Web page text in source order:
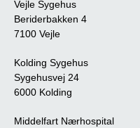
Vejle Sygehus
Beriderbakken 4
7100 Vejle
Kolding Sygehus
Sygehusvej 24
6000 Kolding
Middelfart Nærhospital